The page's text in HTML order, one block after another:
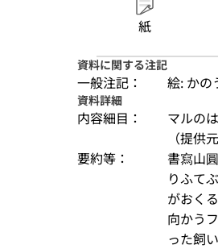
紙
資料に関する注記
一般注記： 絵: かの
資料詳細
内容細目：
マルの
（提供
要約等：
書寫山
りふて
がおく
向かう
った飼